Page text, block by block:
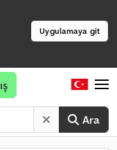
Uygulamaya git
Ara